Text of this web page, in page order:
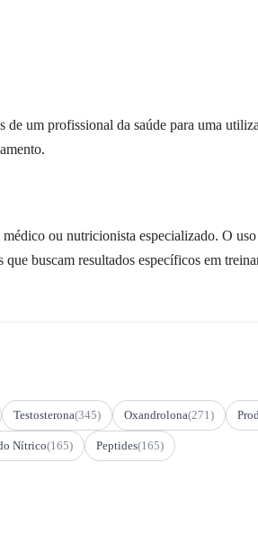
um profissional da saúde para uma
ou nutricionista especializado. O
buscam resultados específicos em
Testosterona(345) Oxandrolona(271)
Nítrico(165) Peptides(165)